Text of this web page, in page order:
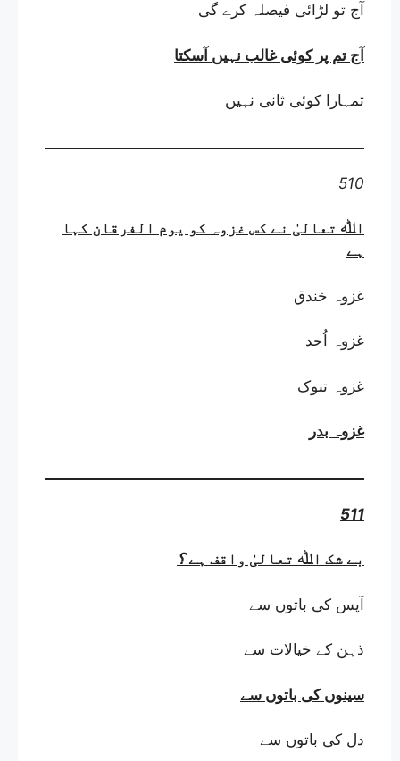
آج تو لڑائی فیصلہ کرے گی
آج تم پر کوئی غالب نہیں آسکتا
تمہارا کوئی ثانی نہیں
510
اﷲ تعالیٰ نے کس غزوہ کو یوم الفرقان کہا
ہے
غزوہ خندق
غزوہ اُحد
غزوہ تبوک
غزوہ بدر
511
بے شک اﷲ تعالیٰ واقف ہے؟
آپس کی باتوں سے
ذہن کے خیالات سے
سینوں کی باتوں سے
دل کی باتوں سے